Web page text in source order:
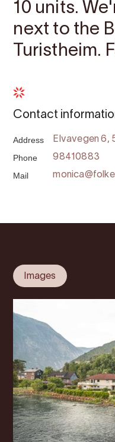
10 units.
next to the
Turistheim.
Contact
Address Elvavegen 6,
Phone 98410883
Mail
Images